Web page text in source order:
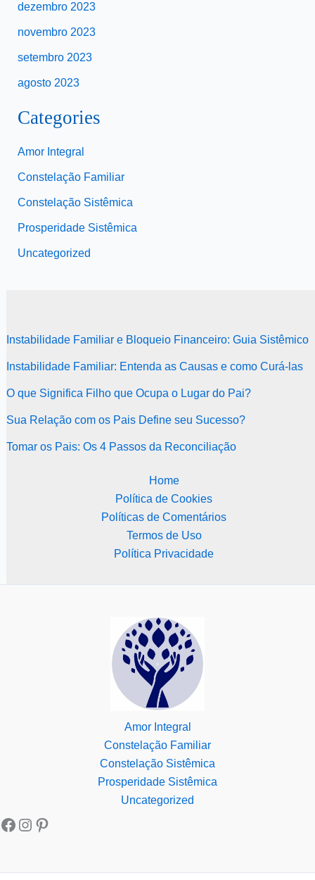
dezembro 2023
novembro 2023
setembro 2023
agosto 2023
Categories
Amor Integral
Constelação Familiar
Constelação Sistêmica
Prosperidade Sistêmica
Uncategorized
Instabilidade Familiar e Bloqueio Financeiro: Guia Sistêmico
Instabilidade Familiar: Entenda as Causas e como Curá-las
O que Significa Filho que Ocupa o Lugar do Pai?
Sua Relação com os Pais Define seu Sucesso?
Tomar os Pais: Os 4 Passos da Reconciliação
Home
Política de Cookies
Políticas de Comentários
Termos de Uso
Política Privacidade
Amor Integral
Constelação Familiar
Constelação Sistêmica
Prosperidade Sistêmica
Uncategorized